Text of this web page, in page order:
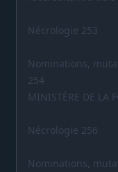
Nécrologie 253
Nominations,
254
MINISTÈRE DE LA
Nécrologie 256
Nominations,